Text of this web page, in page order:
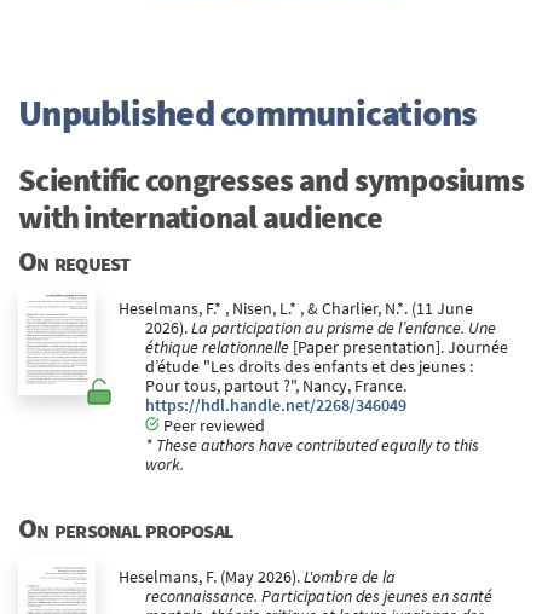
Unpublished communications
Scientific congresses and symposiums
with international audience
On request
Heselmans, F.* , Nisen, L.* , & Charlier, N.*. (11 June
2026).La participation au prisme de l’enfance. Une
éthique relationnelle [Paper presentation]. Journée
d’étude "Les droits des enfants et des jeunes :
Pour tous, partout ?", Nancy, France.
https://hdl.handle.net/2268/346049
Peer reviewed
* These authors have contributed equally to this
work.
On personal proposal
Heselmans, F. (May 2026).L'ombre de la
reconnaissance. Participation des jeunes en santé